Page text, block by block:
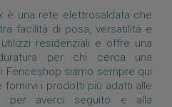
è una rete elettrosaldata che
facilità di posa, versatilità e
residenziali e offre una
per chi cerca una
Fenceshop siamo sempre qui
fornirvi i prodotti più adatti alle
per averci seguito e alla